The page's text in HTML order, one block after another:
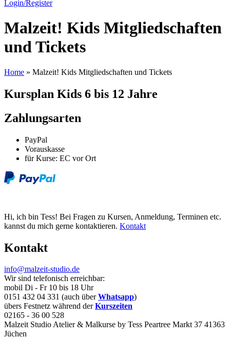
Login/Register
Malzeit! Kids Mitgliedschaften
und Tickets
Home » Malzeit! Kids Mitgliedschaften und Tickets
Kursplan Kids 6 bis 12 Jahre
Zahlungsarten
PayPal
Vorauskasse
für Kurse: EC vor Ort
Hi, ich bin Tess! Bei Fragen zu Kursen, Anmeldung, Terminen etc.
kannst du mich gerne kontaktieren. Kontakt
Kontakt
info@malzeit-studio.de
Wir sind telefonisch erreichbar:
mobil Di - Fr 10 bis 18 Uhr
0151 432 04 331 (auch überWhatsapp)
übers Festnetz während derKurszeiten
02165 - 36 00 528
Malzeit Studio Atelier & Malkurse by Tess Peartree Markt 37 41363
Jüchen